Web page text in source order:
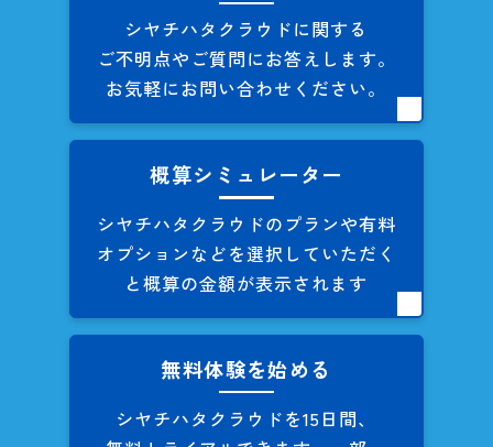
シヤチハタクラウドに関する
ご不明点やご質問にお答えします。
お気軽にお問い合わせください。
概算シミュレーター
シヤチハタクラウドのプランや有料
オプションなどを選択していただく
と概算の金額が表示されます
無料体験を始める
シヤチハタクラウドを15日間、